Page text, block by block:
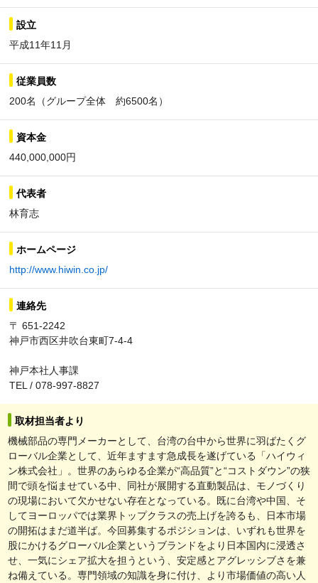
設立
平成11年11月
従業員数
200名（グループ全体 約6500名）
資本金
440,000,000円
代表者
林育志
ホームページ
http://www.hiwin.co.jp/
連絡先
〒 651-2242
神戸市西区井吹台東町7-4-4
神戸本社人事課
TEL / 078-997-8827
取材担当者より
機械部品の専門メーカーとして、台湾の台中から世界に羽ばたくグ
ローバル企業として、近年ますます急成長を遂げている「ハイウィ
ン株式会社」。世界のあらゆる企業が“高品質”と“コストダウン”の狭
間で頭を悩ませている中、同社が展開する直動製品は、モノづくり
の現場において欠かせない存在となっている。既に台湾や中国、そ
してヨーロッパでは業界トップクラスの売上げを誇るも、日本市場
の開拓はまだ道半ば。今回募集するポジションは、いずれも世界を
股にかけるグローバル企業というブランドをより日本国内に浸透さ
せ、一気にシェア拡大を担うという、安定感とアグレッシブさを兼
ね備えている。専門領域の知識を身に付け、より市場価値の高い人